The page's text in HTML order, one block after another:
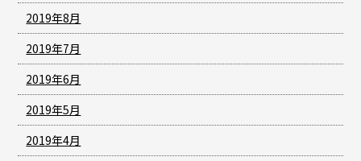
2019年8月
2019年7月
2019年6月
2019年5月
2019年4月